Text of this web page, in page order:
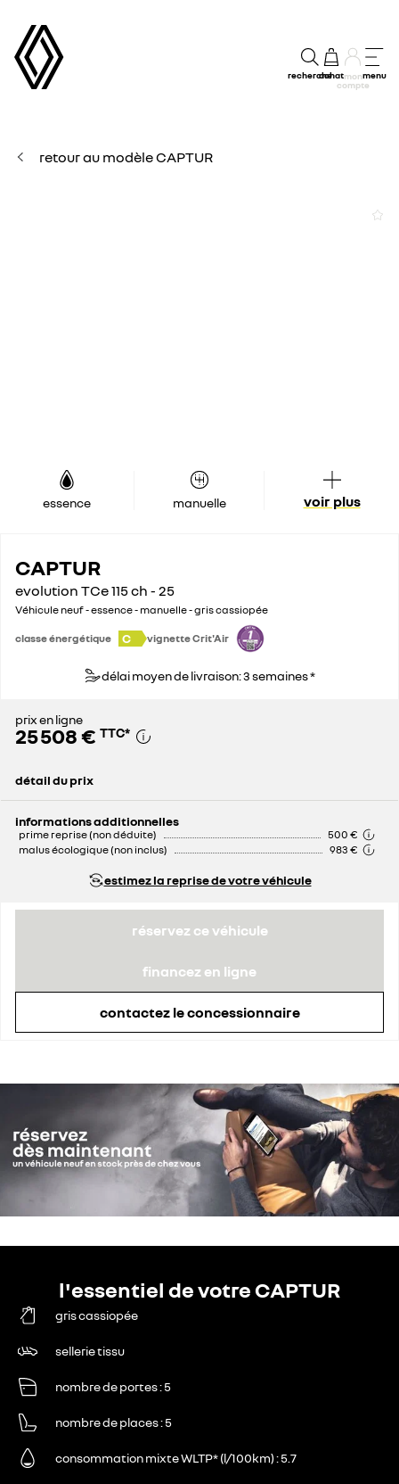
rechercheachatmon
compte
menu
retour au modèle CAPTUR
essence manuelle voir plus
CAPTUR
evolution TCe 115 ch - 25
Véhicule neuf - essence - manuelle - gris cassiopée
classe énergétique C vignette Crit'Air
délai moyen de livraison: 3 semaines *
prix en ligne
25 508 € TTC*
détail du prix
informations additionnelles
prime reprise (non déduite)
500 €
malus écologique (non inclus)
983 €
estimez la reprise de votre véhicule
réservez ce véhicule
financez en ligne
contactez le concessionnaire
l'essentiel de votre CAPTUR
gris cassiopée
sellerie tissu
nombre de portes 5
nombre de places 5
consommation mixte WLTP* (l/100km) 5.7